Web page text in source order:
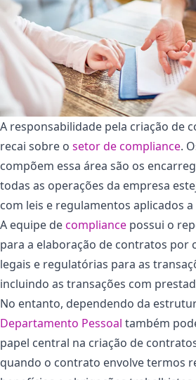
A responsabilidade pela criação de
recai sobre o setor de compliance.
compõem essa área são os
todas as operações da empresa
com leis e regulamentos aplicados a
A equipe decompliance possui o
para a elaboração de contratos por
legais e regulatórias para as
incluindo as transações com
No entanto, dependendo da
Departamento Pessoal também
papel central na criação de
quando o contrato envolve termos